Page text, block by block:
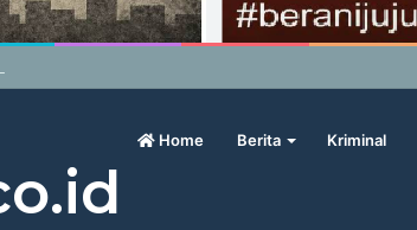
Sama Pengamat, Menilai Harga Beras Terlalu Mahal
Home Berita Kriminal